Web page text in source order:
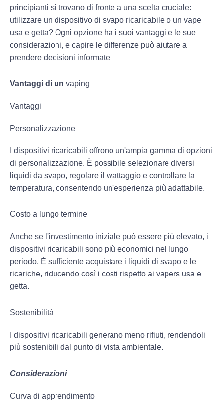
principianti si trovano di fronte a una scelta cruciale:
utilizzare un dispositivo di svapo ricaricabile o un vape
usa e getta? Ogni opzione ha i suoi vantaggi e le sue
considerazioni, e capire le differenze può aiutare a
prendere decisioni informate.
Vantaggi di un vaping
Vantaggi
Personalizzazione
I dispositivi ricaricabili offrono un'ampia gamma di opzioni
di personalizzazione. È possibile selezionare diversi
liquidi da svapo, regolare il wattaggio e controllare la
temperatura, consentendo un'esperienza più adattabile.
Costo a lungo termine
Anche se l'investimento iniziale può essere più elevato, i
dispositivi ricaricabili sono più economici nel lungo
periodo. È sufficiente acquistare i liquidi di svapo e le
ricariche, riducendo così i costi rispetto ai vapers usa e
getta.
Sostenibilità
I dispositivi ricaricabili generano meno rifiuti, rendendoli
più sostenibili dal punto di vista ambientale.
Considerazioni
Curva di apprendimento